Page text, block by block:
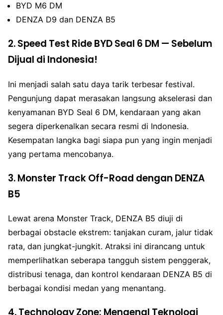
BYD M6 DM
DENZA D9 dan DENZA B5
2. Speed Test Ride BYD Seal 6 DM — Sebelum
Dijual di Indonesia!
Ini menjadi salah satu daya tarik terbesar festival.
Pengunjung dapat merasakan langsung akselerasi dan
kenyamanan BYD Seal 6 DM, kendaraan yang akan
segera diperkenalkan secara resmi di Indonesia.
Kesempatan langka bagi siapa pun yang ingin menjadi
yang pertama mencobanya.
3. Monster Track Off-Road dengan DENZA
B5
Lewat arena Monster Track, DENZA B5 diuji di
berbagai obstacle ekstrem: tanjakan curam, jalur tidak
rata, dan jungkat-jungkit. Atraksi ini dirancang untuk
memperlihatkan seberapa tangguh sistem penggerak,
distribusi tenaga, dan kontrol kendaraan DENZA B5 di
berbagai kondisi medan yang menantang.
4. Technology Zone: Mengenal Teknologi